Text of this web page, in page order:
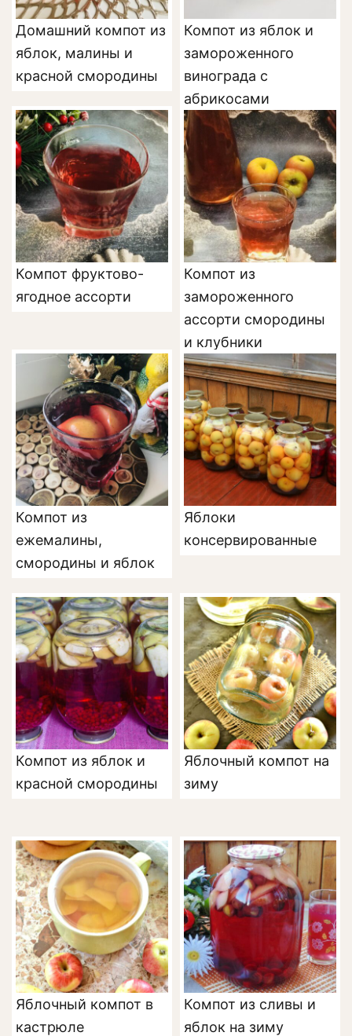
Домашний компот из
яблок, малины и
красной смородины
Компот из яблок и
замороженного
винограда с
абрикосами
Компот фруктово-
ягодное ассорти
Компот из
замороженного
ассорти смородины
и клубники
Компот из
ежемалины,
смородины и яблок
Яблоки
консервированные
Компот из яблок и
красной смородины
Яблочный компот на
зиму
Яблочный компот в
кастрюле
Компот из сливы и
яблок на зиму